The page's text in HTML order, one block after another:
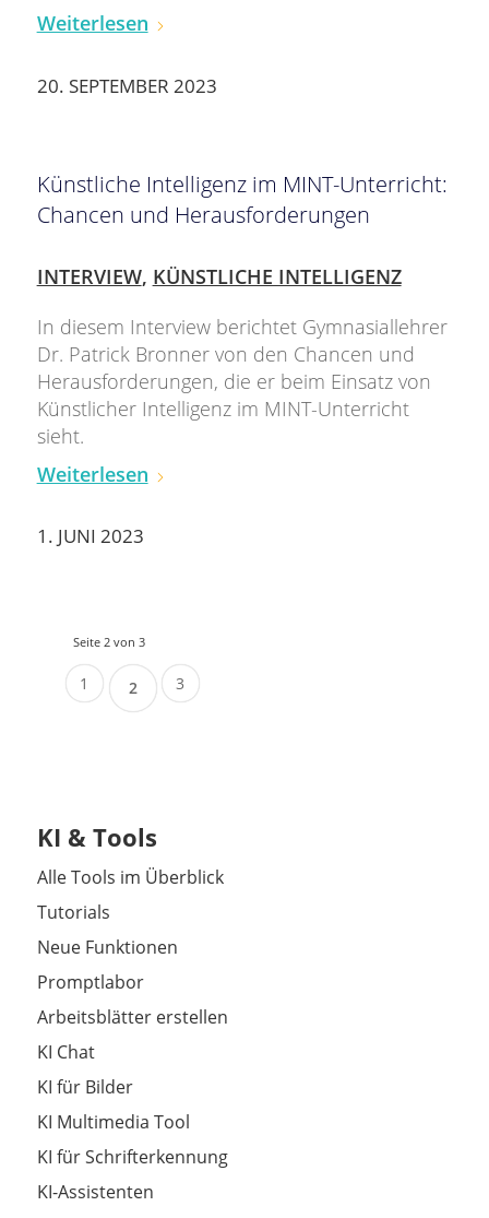
Weiterlesen
20. SEPTEMBER 2023
Künstliche Intelligenz im MINT-Unterricht:
Chancen und Herausforderungen
INTERVIEW, KÜNSTLICHE INTELLIGENZ
In diesem Interview berichtet Gymnasiallehrer
Dr. Patrick Bronner von den Chancen und
Herausforderungen, die er beim Einsatz von
Künstlicher Intelligenz im MINT-Unterricht
sieht.
Weiterlesen
1. JUNI 2023
Seite 2 von 3
1 2 3
KI & Tools
Alle Tools im Überblick
Tutorials
Neue Funktionen
Promptlabor
Arbeitsblätter erstellen
KI Chat
KI für Bilder
KI Multimedia Tool
KI für Schrifterkennung
KI-Assistenten